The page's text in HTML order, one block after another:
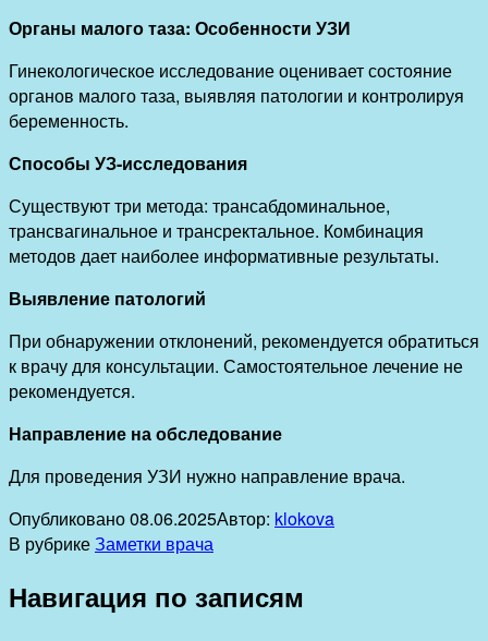
Органы малого таза: Особенности УЗИ
Гинекологическое исследование оценивает состояние
органов малого таза, выявляя патологии и контролируя
беременность.
Способы УЗ-исследования
Существуют три метода: трансабдоминальное,
трансвагинальное и трансректальное. Комбинация
методов дает наиболее информативные результаты.
Выявление патологий
При обнаружении отклонений, рекомендуется обратиться
к врачу для консультации. Самостоятельное лечение не
рекомендуется.
Направление на обследование
Для проведения УЗИ нужно направление врача.
Опубликовано08.06.2025Автор: klokova
В рубрикеЗаметки врача
Навигация по записям